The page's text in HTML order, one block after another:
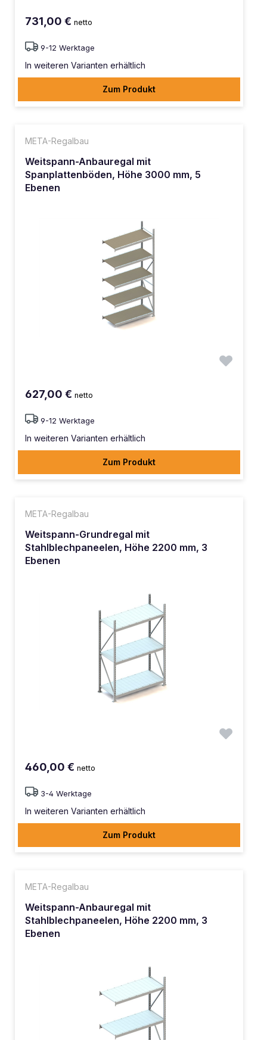
731,00 € netto
9-12 Werktage
In weiteren Varianten erhältlich
Zum Produkt
META-Regalbau
Weitspann-Anbauregal mit
Spanplattenböden, Höhe 3000 mm, 5
Ebenen
627,00 € netto
9-12 Werktage
In weiteren Varianten erhältlich
Zum Produkt
META-Regalbau
Weitspann-Grundregal mit
Stahlblechpaneelen, Höhe 2200 mm, 3
Ebenen
460,00 € netto
3-4 Werktage
In weiteren Varianten erhältlich
Zum Produkt
META-Regalbau
Weitspann-Anbauregal mit
Stahlblechpaneelen, Höhe 2200 mm, 3
Ebenen